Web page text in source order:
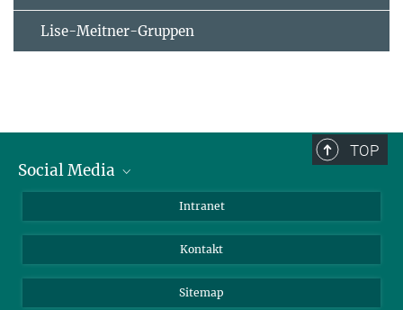
Lise-Meitner-Gruppen
TOP
Social Media
LinkedIn
Intranet
Kontakt
Sitemap